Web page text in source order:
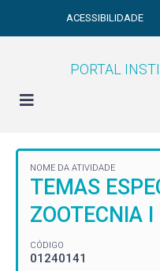
ACESSIBILIDADE
PORTAL
NOME DA ATIVIDADE
TEMAS
ZOOTECNIA I
CÓDIGO
01240141